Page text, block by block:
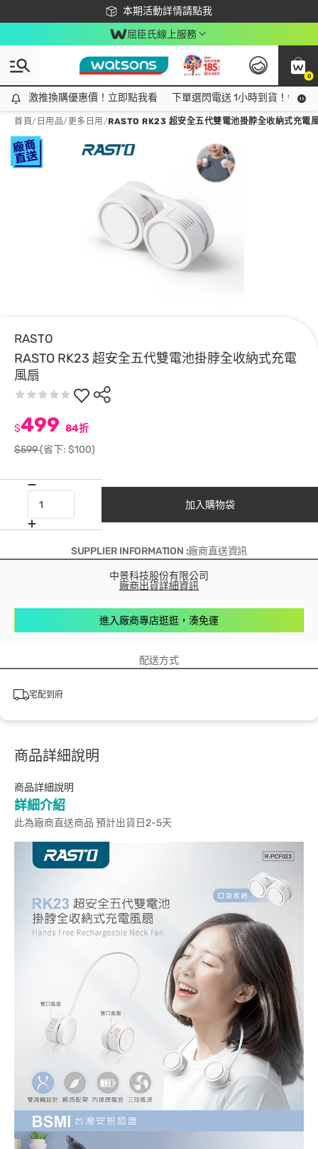
本期活動詳情請點我
下載app最高回饋$350
屈臣氏線上服務
0
激推換購優惠價！立即點我看
激推換購優惠價！立即點我看 下單選閃電送 1小時到貨！領神
首頁/ 日用品/ 更多日用 /RASTO RK23 超安全五代雙電池掛脖全收納式充電
RASTO
RASTO RK23 超安全五代雙電池掛脖全收納式充電
風扇
$499 84折
$599(省下: $100)
加入購物袋
SUPPLIER INFORMATION :廠商直送資訊
中景科技股份有限公司
廠商出貨詳細資訊
進入廠商專店逛逛，湊免運
配送方式
宅配到府
商品詳細說明
商品詳細說明
詳細介紹
此為廠商直送商品 預計出貨日2-5天